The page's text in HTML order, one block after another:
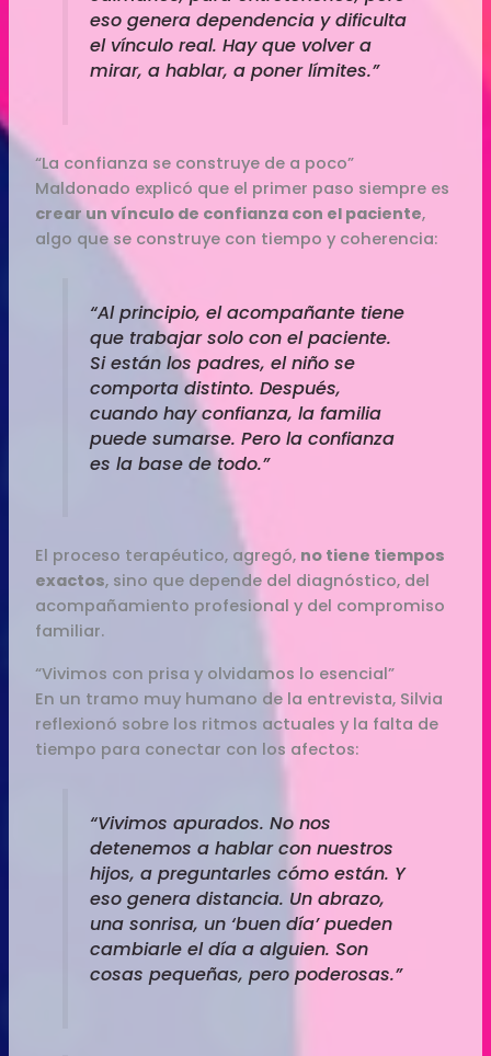
eso genera dependencia y dificulta
el vínculo real. Hay que volver a
mirar, a hablar, a poner límites.”
“La confianza se construye de a poco”
Maldonado explicó que el primer paso siempre es
crear un vínculo de confianza con el paciente,
algo que se construye con tiempo y coherencia:
“Al principio, el acompañante tiene
que trabajar solo con el paciente.
Si están los padres, el niño se
comporta distinto. Después,
cuando hay confianza, la familia
puede sumarse. Pero la confianza
es la base de todo.”
El proceso terapéutico, agregó, no tiene tiempos
exactos, sino que depende del diagnóstico, del
acompañamiento profesional y del compromiso
familiar.
“Vivimos con prisa y olvidamos lo esencial”
En un tramo muy humano de la entrevista, Silvia
reflexionó sobre los ritmos actuales y la falta de
tiempo para conectar con los afectos:
“Vivimos apurados. No nos
detenemos a hablar con nuestros
hijos, a preguntarles cómo están. Y
eso genera distancia. Un abrazo,
una sonrisa, un ‘buen día’ pueden
cambiarle el día a alguien. Son
cosas pequeñas, pero poderosas.”